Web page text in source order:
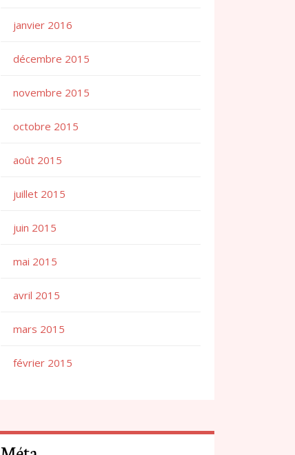
janvier 2016
décembre 2015
novembre 2015
octobre 2015
août 2015
juillet 2015
juin 2015
mai 2015
avril 2015
mars 2015
février 2015